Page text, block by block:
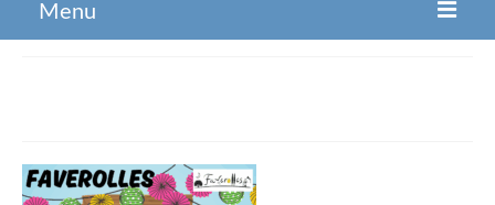
Menu
Infos Pratiques